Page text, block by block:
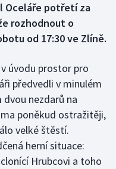
Oceláře potřetí za
rozhodnout o
od 17:30 ve Zlíně.
úvodu prostor pro
předvedli v minulém
nezdarů na
poněkud ostražitěji,
velké štěstí.
herní situace:
Hrubcovi a toho